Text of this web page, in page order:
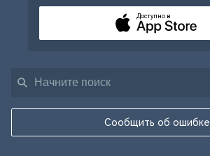
Сообщить об ошибке
Доступно в